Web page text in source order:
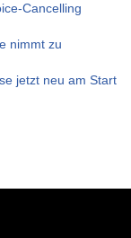
Cancelling
nimmt zu
jetzt neu am Start